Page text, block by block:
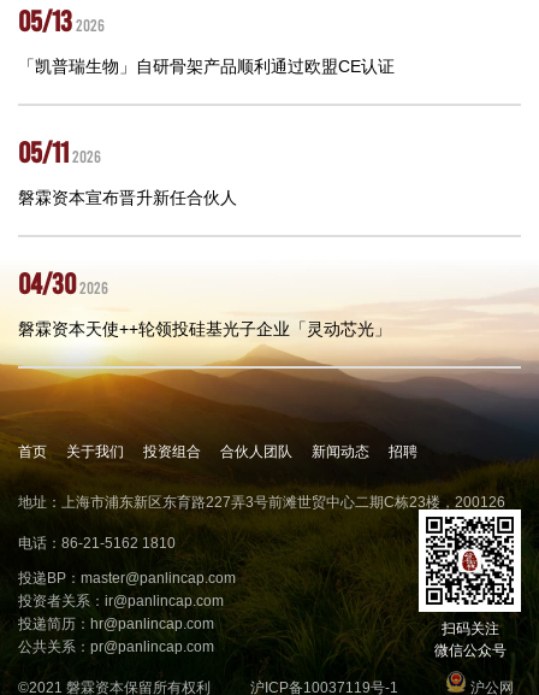
05/132026
「凯普瑞生物」自研骨架产品顺利通过欧盟CE认证
05/112026
磐霖资本宣布晋升新任合伙人
04/302026
磐霖资本天使++轮领投硅基光子企业「灵动芯光」
首页 关于我们 投资组合 合伙人团队 新闻动态 招聘
地址：上海市浦东新区东育路227弄3号前滩世贸中心二期C栋23楼，200126
电话：86-21-5162 1810
投递BP： master@panlincap.com
投资者关系： ir@panlincap.com
投递简历： hr@panlincap.com
公共关系： pr@panlincap.com
扫码关注
微信公众号
©2021 磐霖资本保留所有权利 沪ICP备10037119号-1 沪公网